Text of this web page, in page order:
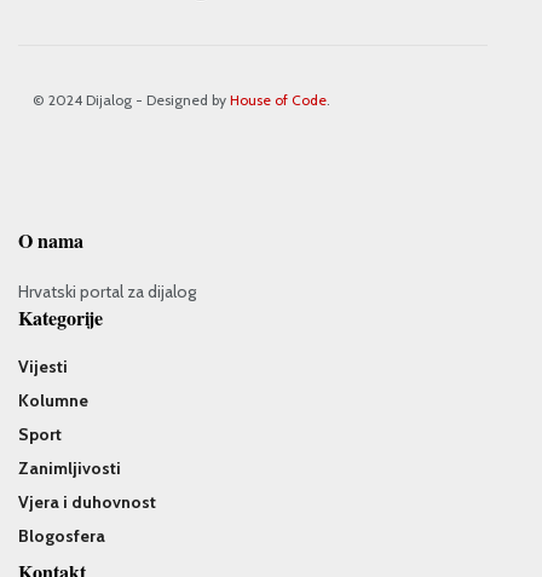
© 2024 Dijalog - Designed by House of Code.
O nama
Hrvatski portal za dijalog
Kategorije
Vijesti
Kolumne
Sport
Zanimljivosti
Vjera i duhovnost
Blogosfera